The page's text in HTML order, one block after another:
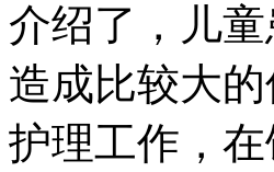
介绍了，儿
造成比较大
护理工作，